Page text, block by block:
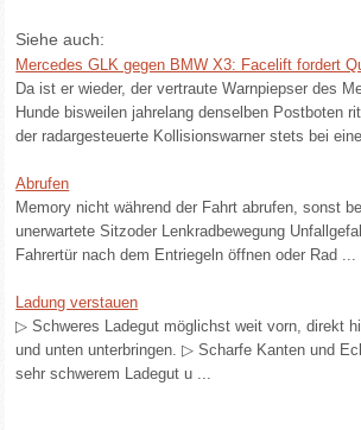
Siehe auch:
Mercedes GLK gegen BMW X3: Facelift fordert
Da ist er wieder, der vertraute Warnpiepser des
Hunde bisweilen jahrelang denselben Postboten
der radargesteuerte Kollisionswarner stets bei
Abrufen
Memory nicht während der Fahrt abrufen, sonst
unerwartete Sitzoder Lenkradbewegung
Fahrertür nach dem Entriegeln öffnen oder Rad ...
Ladung verstauen
▷ Schweres Ladegut möglichst weit vorn, direkt
und unten unterbringen. ▷ Scharfe Kanten und
sehr schwerem Ladegut u ...